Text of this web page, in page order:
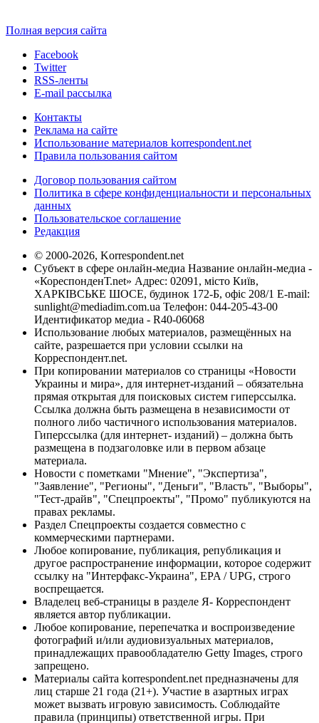
Полная версия сайта
Facebook
Twitter
RSS-ленты
E-mail рассылка
Контакты
Реклама на сайте
Использование материалов korrespondent.net
Правила пользования сайтом
Договор пользования сайтом
Политика в сфере конфиденциальности и персональных
данных
Пользовательское соглашение
Редакция
© 2000-2026, Korrespondent.net
Субъект в сфере онлайн-медиа Название онлайн-медиа -
«КореспонденТ.net» Адрес: 02091, місто Київ,
ХАРКІВСЬКЕ ШОСЕ, будинок 172-Б, офіс 208/1 E-mail:
sunlight@mediadim.com.ua Телефон: 044-205-43-00
Идентификатор медиа - R40-06068
Использование любых материалов, размещённых на
сайте, разрешается при условии ссылки на
Корреспондент.net.
При копировании материалов со страницы «Новости
Украины и мира», для интернет-изданий – обязательна
прямая открытая для поисковых систем гиперссылка.
Ссылка должна быть размещена в независимости от
полного либо частичного использования материалов.
Гиперссылка (для интернет- изданий) – должна быть
размещена в подзаголовке или в первом абзаце
материала.
Новости с пометками "Мнение", "Экспертиза",
"Заявление", "Регионы", "Деньги", "Власть", "Выборы",
"Тест-драйв", "Спецпроекты", "Промо" публикуются на
правах рекламы.
Раздел Спецпроекты создается совместно с
коммерческими партнерами.
Любое копирование, публикация, републикация и
другое распространение информации, которое содержит
ссылку на "Интерфакс-Украина", EPA / UPG, строго
воспрещается.
Владелец веб-страницы в разделе Я- Корреспондент
является автор публикации.
Любое копирование, перепечатка и воспроизведение
фотографий и/или аудиовизуальных материалов,
принадлежащих правообладателю Getty Images, строго
запрещено.
Материалы сайта korrespondent.net предназначены для
лиц старше 21 года (21+). Участие в азартных играх
может вызвать игровую зависимость. Соблюдайте
правила (принципы) ответственной игры. При